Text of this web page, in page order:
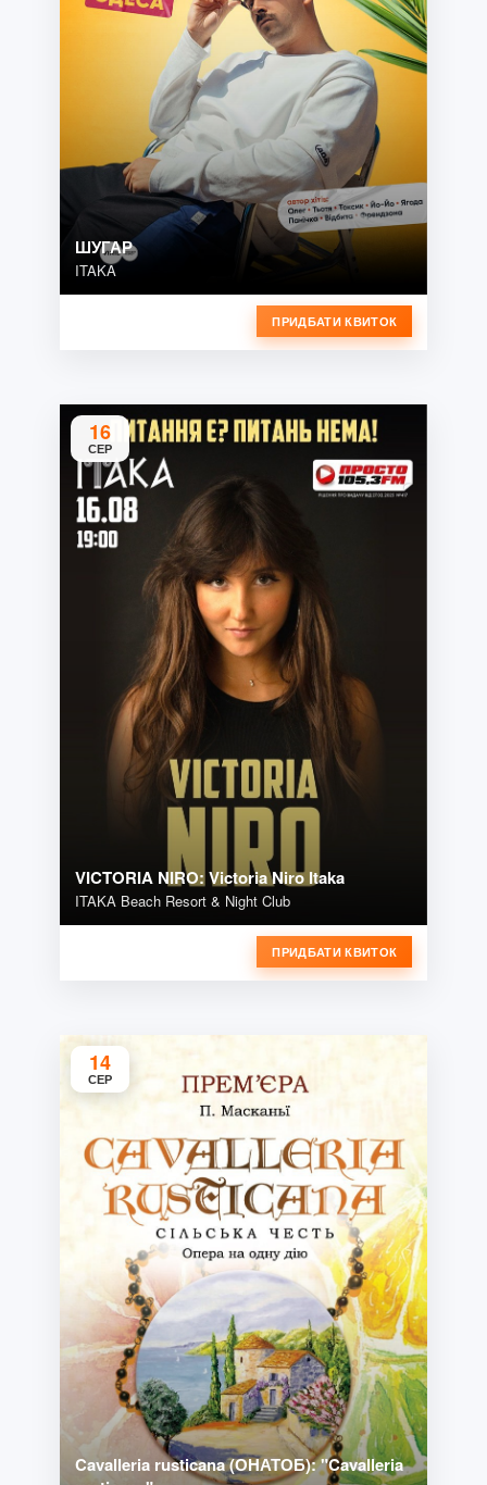
ШУГАР
ITAKA
ПРИДБАТИ КВИТОК
16
СЕР
VICTORIA NIRO: Victoria Niro Itaka
ITAKA Beach Resort & Night Club
ПРИДБАТИ КВИТОК
14
СЕР
Cavalleria rusticana (ОНАТОБ): "Cavalleria